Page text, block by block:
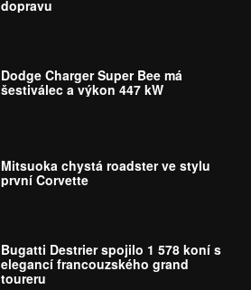
dopravu
Dodge Charger Super Bee má
šestiválec a výkon 447 kW
Mitsuoka chystá roadster ve stylu
první Corvette
Bugatti Destrier spojilo 1 578 koní s
elegancí francouzského grand
toureru